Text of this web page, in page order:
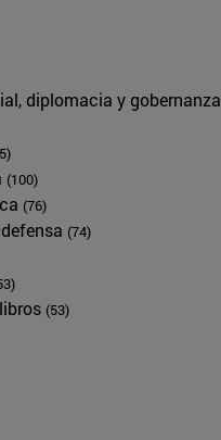
diplomacia y gobernanza
(100)
(76)
(74)
(53)